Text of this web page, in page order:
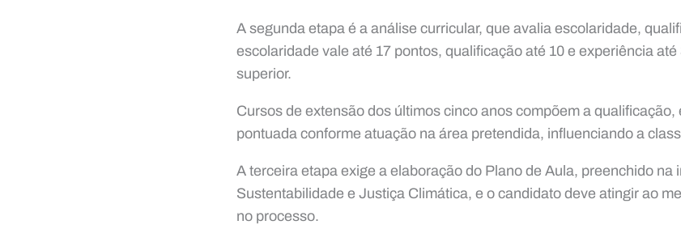
A segunda etapa é a análise curricular, que avalia escolaridade,
escolaridade vale até 17 pontos, qualificação até 10 e experiência
superior.
Cursos de extensão dos últimos cinco anos compõem a
pontuada conforme atuação na área pretendida, influenciando a
A terceira etapa exige a elaboração do Plano de Aula, preenchido na
Sustentabilidade e Justiça Climática, e o candidato deve atingir ao
no processo.